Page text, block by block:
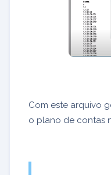
Com este arquivo
o plano de contas